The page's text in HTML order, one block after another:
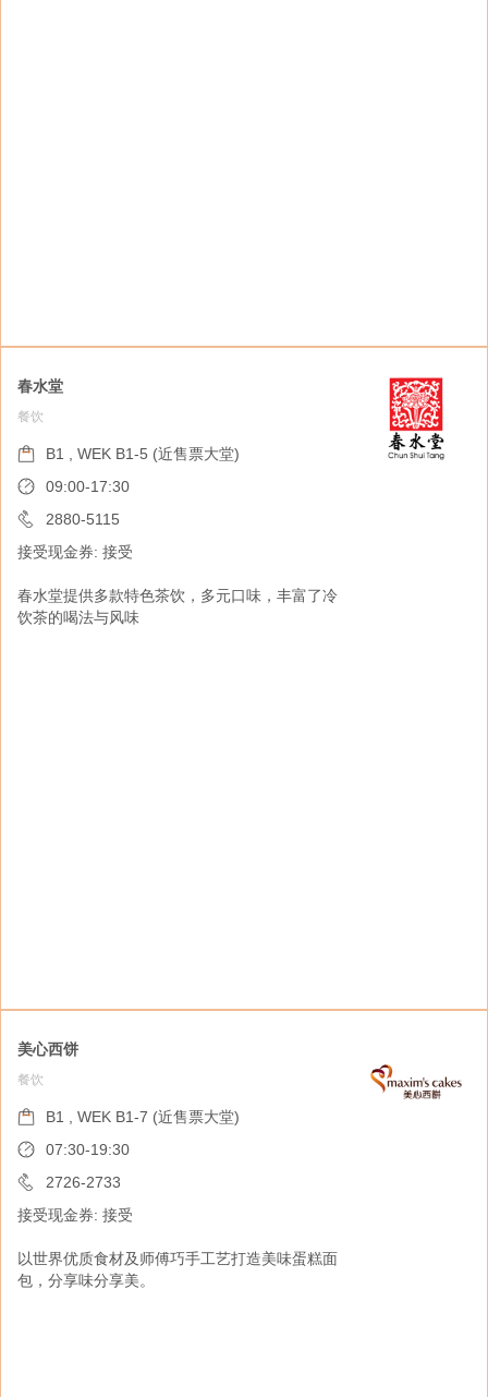
尚好记清汤腩
餐饮
B1 , WEK B1-4 (近售票大堂)
07:30-19:45
2345-5777
接受现金券: 接受
尚好记清汤腩以崩沙腩面最出名。每天均会用上
春水堂
餐饮
B1 , WEK B1-5 (近售票大堂)
09:00-17:30
2880-5115
接受现金券: 接受
春水堂提供多款特色茶饮，多元口味，丰富了冷
饮茶的喝法与风味
MX
餐饮
B1 , WEK B1-6 (近售票大堂)
07:00-19:30
2702-3602
接受现金券: 接受
升级版速食概念品牌MX透过服务和食物打造新
美心西饼
餐饮
B1 , WEK B1-7 (近售票大堂)
07:30-19:30
2726-2733
接受现金券: 接受
以世界优质食材及师傅巧手工艺打造美味蛋糕面
包，分享味分享美。